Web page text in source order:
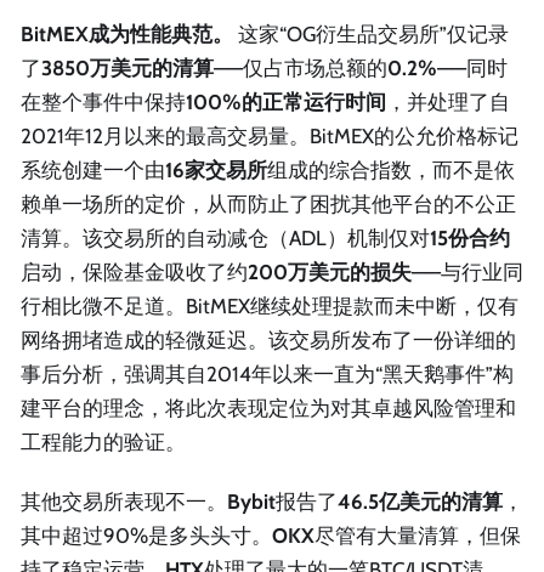
BitMEX成为性能典范。
这家“OG衍生品交易所”仅记录
了3850万美元的清算——仅占市场总额的0.2%——同时
在整个事件中保持100%的正常运行时间 ，并处理了自
2021年12月以来的最高交易量。BitMEX的公允价格标记
系统创建一个由16家交易所组成的综合指数，而不是依
赖单一场所的定价，从而防止了困扰其他平台的不公正
清算。该交易所的自动减仓（ADL）机制仅对15份合约
启动，保险基金吸收了约200万美元的损失——与行业同
行相比微不足道。BitMEX继续处理提款而未中断，仅有
网络拥堵造成的轻微延迟。该交易所发布了一份详细的
事后分析，强调其自2014年以来一直为“黑天鹅事件”构
建平台的理念，将此次表现定位为对其卓越风险管理和
工程能力的验证。
其他交易所表现不一。 Bybit报告了46.5亿美元的清算 ，
其中超过90%是多头头寸。 OKX尽管有大量清算，但保